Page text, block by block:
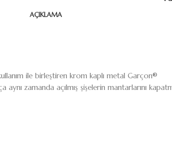
AÇIKLAMA
ile birleştiren krom kaplı metal Garçon®
zamanda açılmış şişelerin mantarlarını